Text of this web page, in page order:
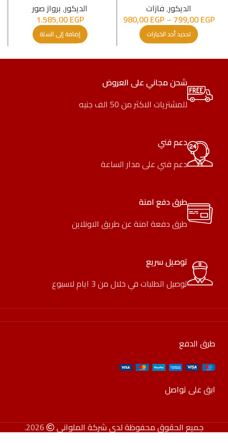
الدیكور,فازات
799,00EGP
–
980,00EGP
تحديد أحد الخيارات
الدیكور,برواز صور
1.585,00EGP
إضافة إلى السلة
شحن مجاني على العروض
للمشتريات الاكثر من 50 الف جنيه
دعم فني
دعم فني على مدار الساعة
طرق دفع امنة
طرق دفعة امنة عن طريق الاونلاين
توصيل سريع
توصيل الطلبات في خلال من 3 ايام لاسبوع
طرق الدفع
ابق على تواصل
جميع الحقوق محفوظة لدى شركة الملواني 2026.